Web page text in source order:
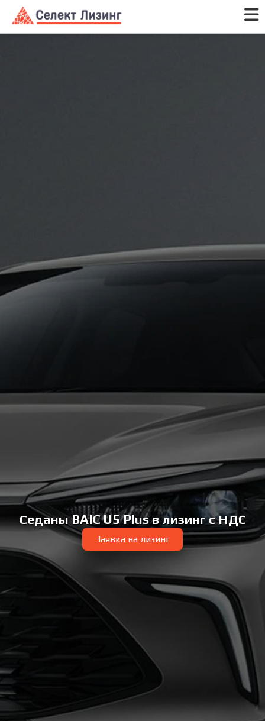
Седаны BAIC U5 Plus в лизинг с НДС
Заявка на лизинг